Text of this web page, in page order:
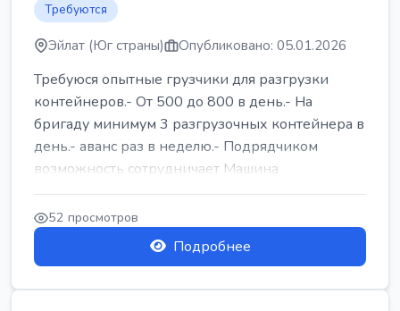
Требуются
Эйлат (Юг страны) Опубликовано: 05.01.2026
Требуюся опытные грузчики для разгрузки
контейнеров.- От 500 до 800 в день.- На
бригаду минимум 3 разгрузочных контейнера в
день.- аванс раз в неделю.- Подрядчиком
возможность сотрудничает Машина
52 просмотров
Подробнее